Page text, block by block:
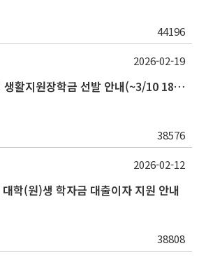
44196
2026-1학기 대학원생 생활지원장학금 선발 안내(~3/10 18:00)
38576
2026-02-19
학(원)생 학자금 대출이자 지원 안내
38808
2026-02-12